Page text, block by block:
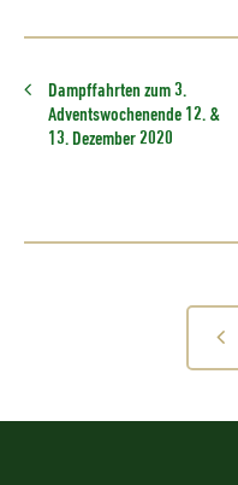
Dampffahrten zum 3.
Adventswochenende 12. &
13. Dezember 2020